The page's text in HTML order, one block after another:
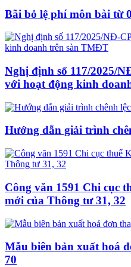
Bãi bỏ lệ phí môn bài từ
Nghị định số 117/2025/
với hoạt động kinh
Hướng dẫn giải trình
Công văn 1591 Chi cục
mới của Thông tư 31, 32
Mẫu biên bản xuất hoá
70